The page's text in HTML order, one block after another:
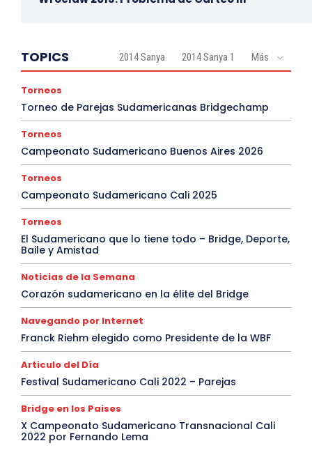
TOPICS 2014 Sanya 2014 Sanya 1 Más
Torneos
Torneo de Parejas Sudamericanas Bridgechamp
Torneos
Campeonato Sudamericano Buenos Aires 2026
Torneos
Campeonato Sudamericano Cali 2025
Torneos
El Sudamericano que lo tiene todo – Bridge, Deporte,
Baile y Amistad
Noticias de la Semana
Corazón sudamericano en la élite del Bridge
Navegando por Internet
Franck Riehm elegido como Presidente de la WBF
Articulo del Día
Festival Sudamericano Cali 2022 – Parejas
Bridge en los Paises
X Campeonato Sudamericano Transnacional Cali
2022 por Fernando Lema